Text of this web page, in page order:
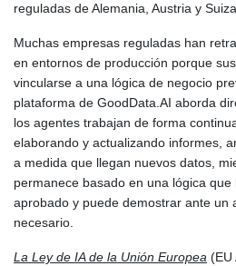
reguladas de Alemania, Austria y
Muchas empresas reguladas han
en entornos de producción porque
vincularse a una lógica de negocio
plataforma de GoodData.AI aborda
los agentes trabajan de forma
elaborando y actualizando informes,
a medida que llegan nuevos datos,
permanece basado en una lógica
aprobado y puede demostrar ante un
necesario.
La Ley de IA de la Unión Europea (EU